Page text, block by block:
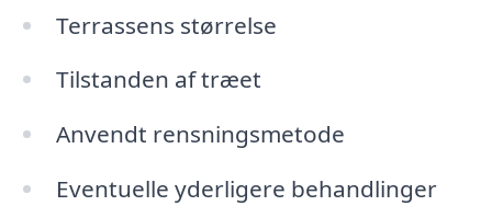
Terrassens størrelse
Tilstanden af træet
Anvendt rensningsmetode
Eventuelle yderligere behandlinger